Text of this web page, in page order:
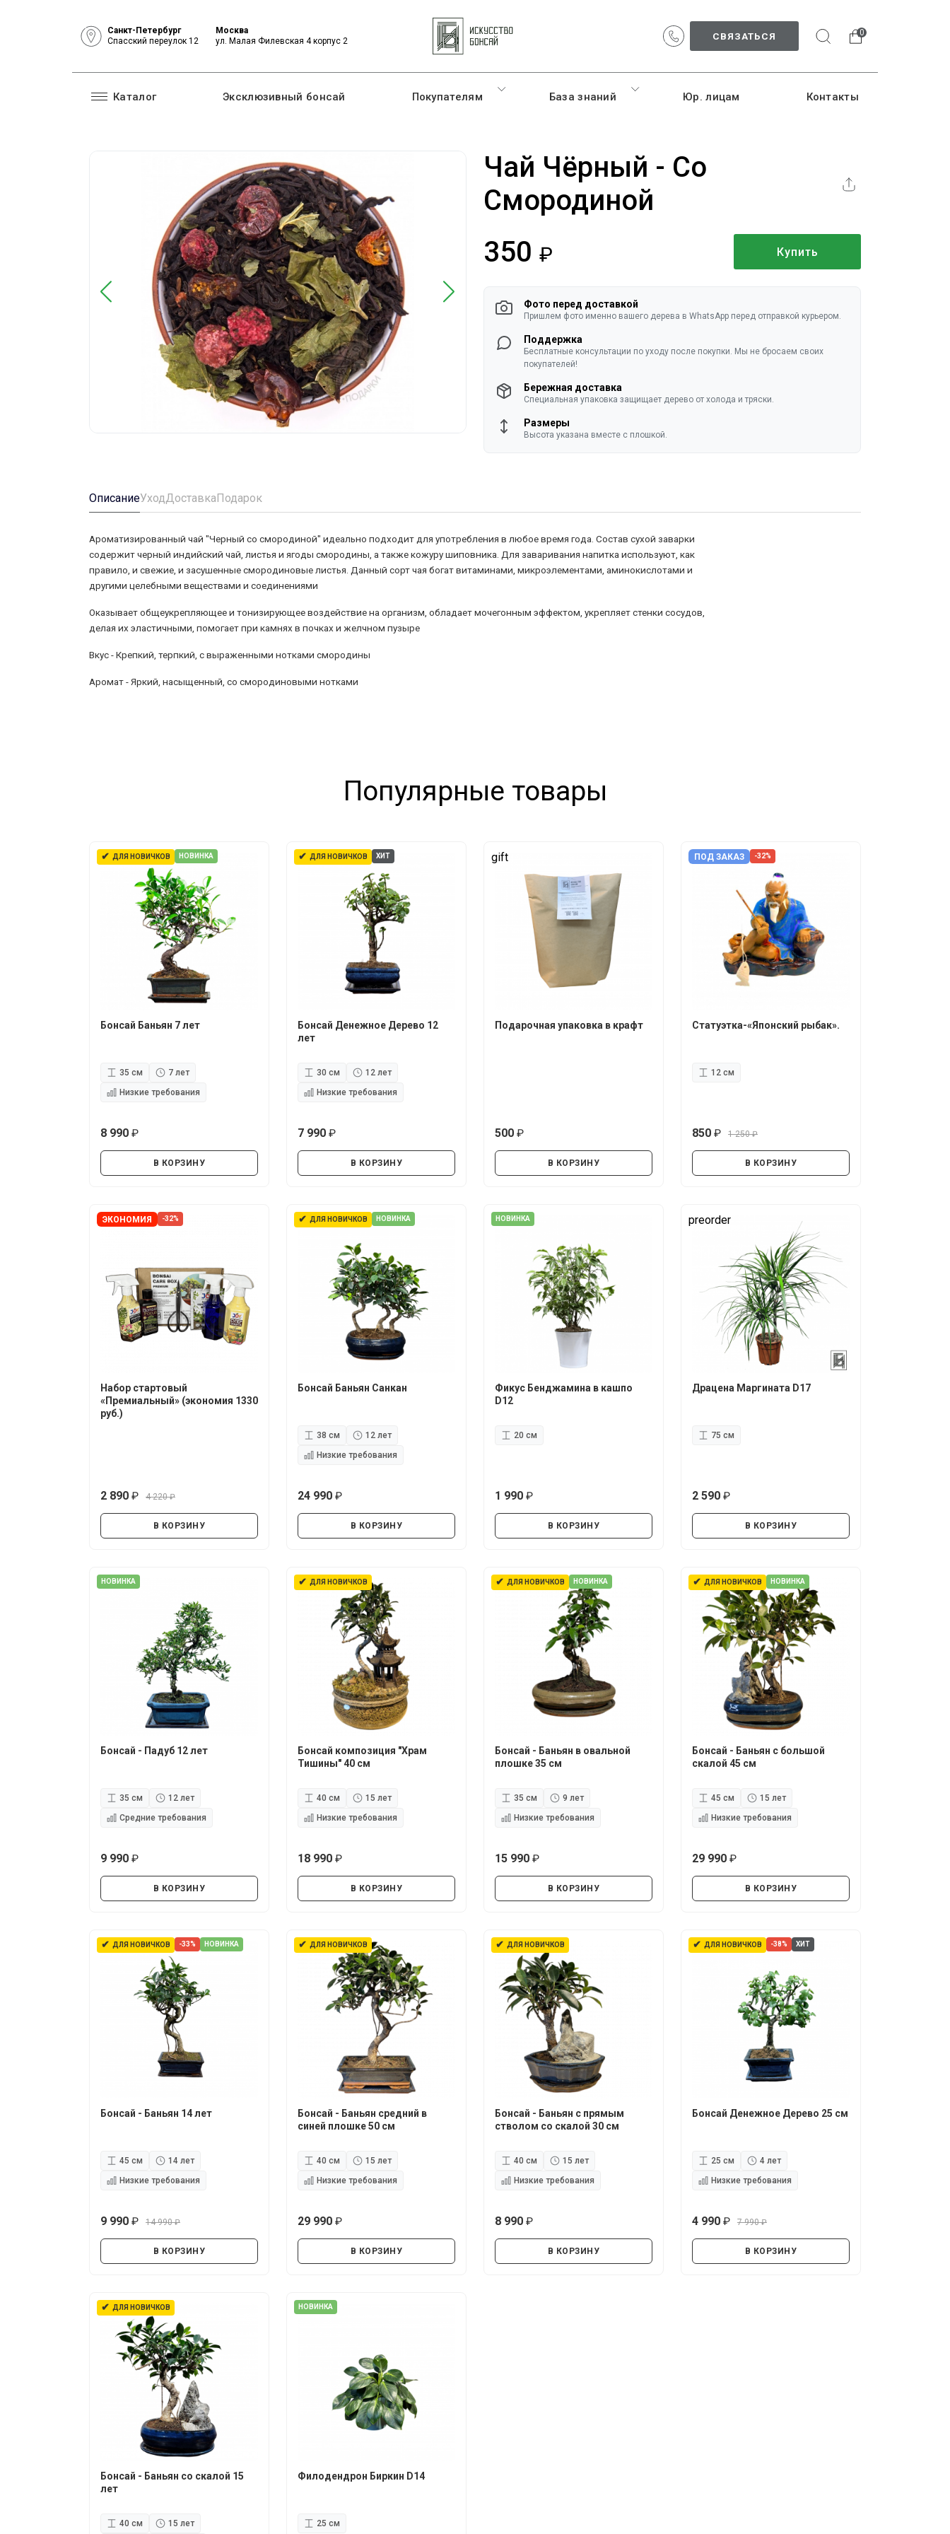
Санкт-Петербург
Спасский переулок 12
Москва
ул. Малая Филевская 4 корпус 2
СВЯЗАТЬСЯ 0
Каталог Эксклюзивный бонсай Покупателям База знаний Юр. лицам Контакты
Чай Чёрный - Со
Смородиной
350
Купить
Фото перед доставкой
Пришлем фото именно вашего дерева в WhatsApp перед отправкой курьером.
Поддержка
Бесплатные консультации по уходу после покупки. Мы не бросаем своих
покупателей!
Бережная доставка
Специальная упаковка защищает дерево от холода и тряски.
Размеры
Высота указана вместе с плошкой.
ОписаниеУходДоставкаПодарок
Ароматизированный чай "Черный со смородиной" идеально подходит для употребления в любое время года. Состав сухой заварки
содержит черный индийский чай, листья и ягоды смородины, а также кожуру шиповника. Для заваривания напитка используют, как
правило, и свежие, и засушенные смородиновые листья. Данный сорт чая богат витаминами, микроэлементами, аминокислотами и
другими целебными веществами и соединениями
Оказывает общеукрепляющее и тонизирующее воздействие на организм, обладает мочегонным эффектом, укрепляет стенки сосудов,
делая их эластичными, помогает при камнях в почках и желчном пузыре
Вкус -Крепкий, терпкий, с выраженными нотками смородины
Аромат -Яркий, насыщенный, со смородиновыми нотками
Популярные товары
✔ ДЛЯ НОВИЧКОВ НОВИНКА
Бонсай Баньян 7 лет
35 см
7 лет
Низкие требования
8 990
В КОРЗИНУ
✔ ДЛЯ НОВИЧКОВ ХИТ
Бонсай Денежное Дерево 12
лет
30 см
12 лет
Низкие требования
7 990
В КОРЗИНУ
gift
Подарочная упаковка в крафт
500
В КОРЗИНУ
ПОД ЗАКАЗ -32%
Статуэтка-«Японский рыбак».
12 см
850
1 250
В КОРЗИНУ
ЭКОНОМИЯ -32%
Набор стартовый
«Премиальный» (экономия 1330
руб.)
2 890
4 220
В КОРЗИНУ
✔ ДЛЯ НОВИЧКОВ НОВИНКА
Бонсай Баньян Санкан
38 см
12 лет
Низкие требования
24 990
В КОРЗИНУ
НОВИНКА
Фикус Бенджамина в кашпо
D12
20 см
1 990
В КОРЗИНУ
preorder
Драцена Маргината D17
75 см
2 590
В КОРЗИНУ
НОВИНКА
Бонсай - Падуб 12 лет
35 см
12 лет
Средние требования
9 990
В КОРЗИНУ
✔ ДЛЯ НОВИЧКОВ
Бонсай композиция "Храм
Тишины" 40 см
40 см
15 лет
Низкие требования
18 990
В КОРЗИНУ
✔ ДЛЯ НОВИЧКОВ НОВИНКА
Бонсай - Баньян в овальной
плошке 35 см
35 см
9 лет
Низкие требования
15 990
В КОРЗИНУ
✔ ДЛЯ НОВИЧКОВ НОВИНКА
Бонсай - Баньян с большой
скалой 45 см
45 см
15 лет
Низкие требования
29 990
В КОРЗИНУ
✔ ДЛЯ НОВИЧКОВ -33% НОВИНКА
Бонсай - Баньян 14 лет
45 см
14 лет
Низкие требования
9 990
14 990
В КОРЗИНУ
✔ ДЛЯ НОВИЧКОВ
Бонсай - Баньян средний в
синей плошке 50 см
40 см
15 лет
Низкие требования
29 990
В КОРЗИНУ
✔ ДЛЯ НОВИЧКОВ
Бонсай - Баньян с прямым
стволом со скалой 30 см
40 см
15 лет
Низкие требования
8 990
В КОРЗИНУ
✔ ДЛЯ НОВИЧКОВ -38% ХИТ
Бонсай Денежное Дерево 25 см
25 см
4 лет
Низкие требования
4 990
7 990
В КОРЗИНУ
✔ ДЛЯ НОВИЧКОВ
Бонсай - Баньян со скалой 15
лет
40 см 15 лет
НОВИНКА
Филодендрон Биркин D14
25 см